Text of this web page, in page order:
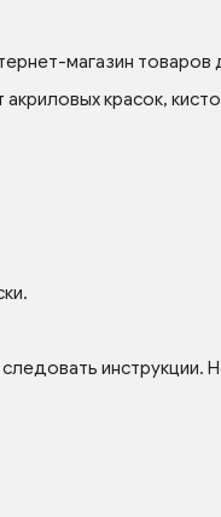
магазин товаров
красок,
инструкции.